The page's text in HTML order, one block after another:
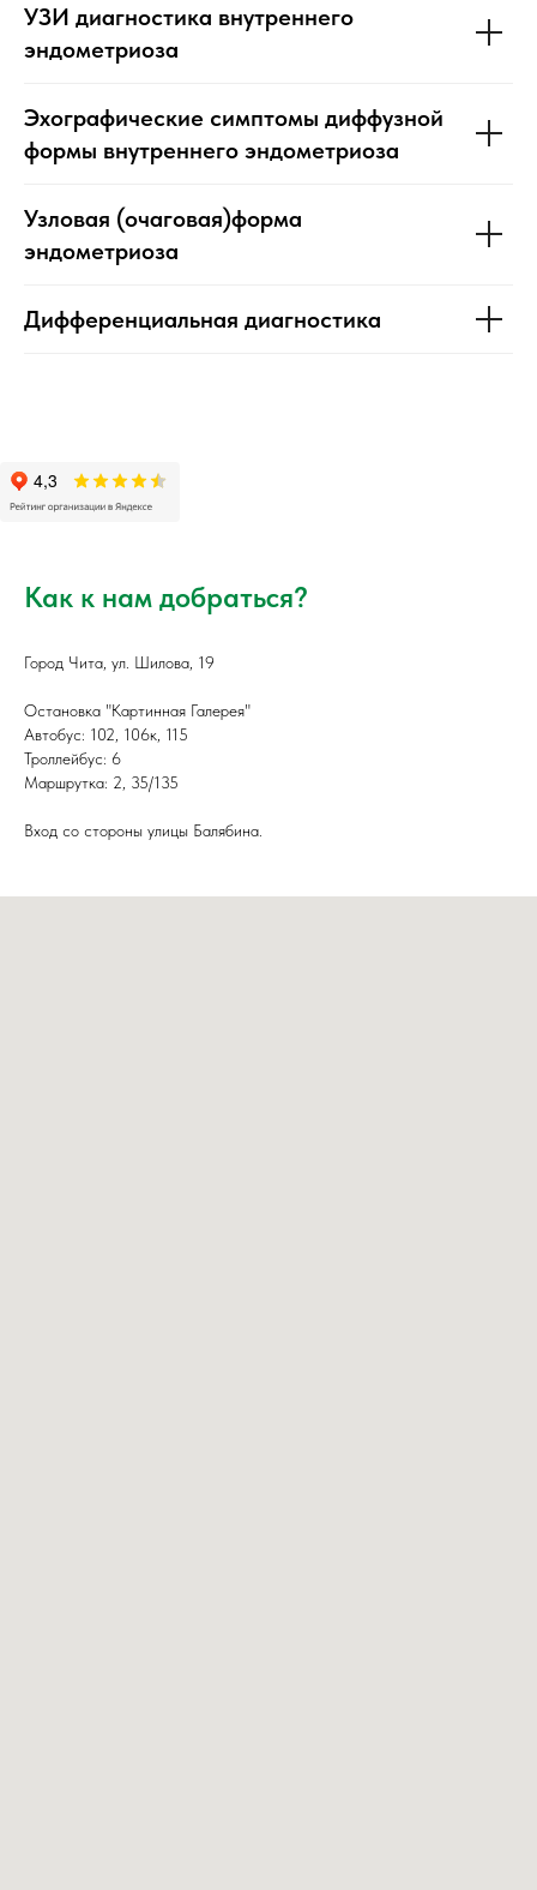
УЗИ диагностика внутреннего
эндометриоза
Эхографические симптомы диффузной
формы внутреннего эндометриоза
Узловая (очаговая)форма
эндометриоза
Дифференциальная диагностика
Как к нам добраться?
Город Чита, ул. Шилова, 19
Остановка "Картинная Галерея"
Автобус: 102, 106к, 115
Троллейбус: 6
Маршрутка: 2, 35/135
Вход со стороны улицы Балябина.